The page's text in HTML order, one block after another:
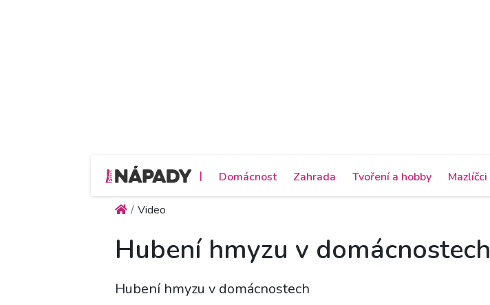
| Domácnost Zahrada Tvoření a hobby Mazlíčci
Video
Hubení hmyzu v domácnostech
Hubení hmyzu v domácnostech